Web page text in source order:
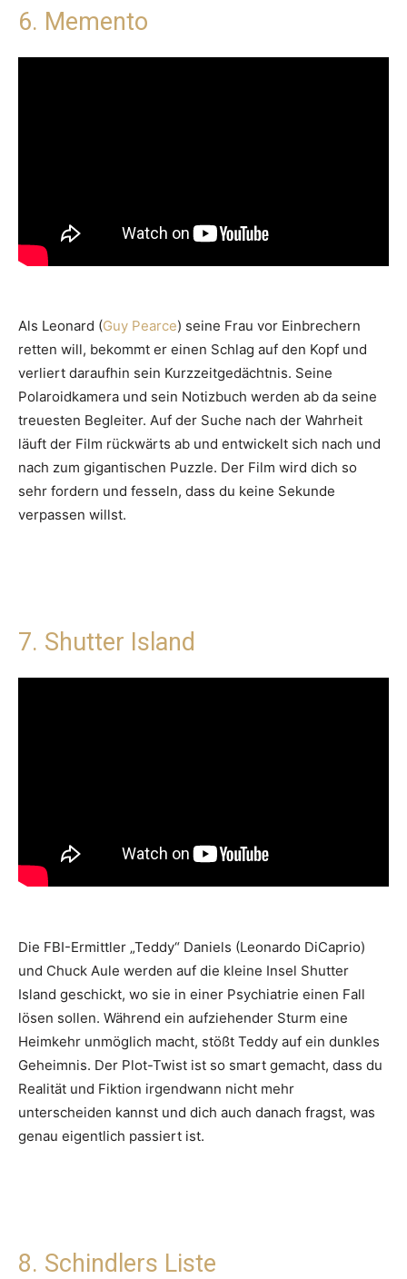
6. Memento
Als Leonard (Guy Pearce) seine Frau vor Einbrechern
retten will, bekommt er einen Schlag auf den Kopf und
verliert daraufhin sein Kurzzeitgedächtnis. Seine
Polaroidkamera und sein Notizbuch werden ab da seine
treuesten Begleiter. Auf der Suche nach der Wahrheit
läuft der Film rückwärts ab und entwickelt sich nach und
nach zum gigantischen Puzzle. Der Film wird dich so
sehr fordern und fesseln, dass du keine Sekunde
verpassen willst.
7. Shutter Island
Die FBI-Ermittler „Teddy“ Daniels (Leonardo DiCaprio)
und Chuck Aule werden auf die kleine Insel Shutter
Island geschickt, wo sie in einer Psychiatrie einen Fall
lösen sollen. Während ein aufziehender Sturm eine
Heimkehr unmöglich macht, stößt Teddy auf ein dunkles
Geheimnis. Der Plot-Twist ist so smart gemacht, dass du
Realität und Fiktion irgendwann nicht mehr
unterscheiden kannst und dich auch danach fragst, was
genau eigentlich passiert ist.
8. Schindlers Liste